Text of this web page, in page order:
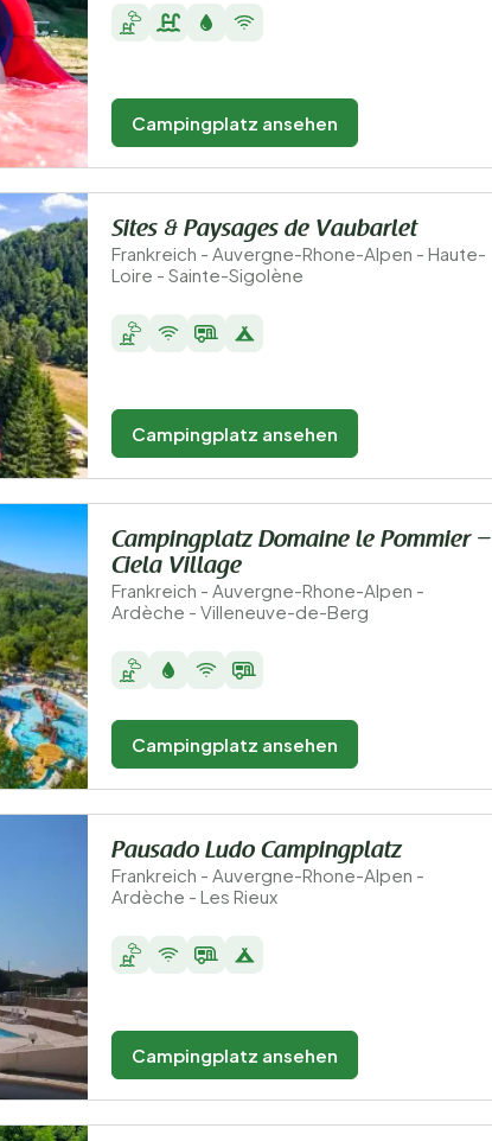
Campingplatz ansehen
Sites & Paysages de Vaubarlet
Frankreich - Auvergne-Rhone-Alpen - Haute-
Loire - Sainte-Sigolène
Campingplatz ansehen
Campingplatz Domaine le Pommier –
Ciela Village
Frankreich - Auvergne-Rhone-Alpen -
Ardèche - Villeneuve-de-Berg
Campingplatz ansehen
Pausado Ludo Campingplatz
Frankreich - Auvergne-Rhone-Alpen -
Ardèche - Les Rieux
Campingplatz ansehen